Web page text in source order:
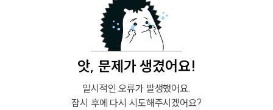
앗, 문제가 생겼어요!
일시적인 오류가 발생했어요.
잠시 후에 다시 시도해주시겠어요?